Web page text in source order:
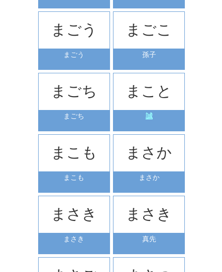
まごう
まごう
まごこ
孫子
まごち
まごち
まこと
誠
まこも
まこも
まさか
まさか
まさき
まさき
まさき
真先